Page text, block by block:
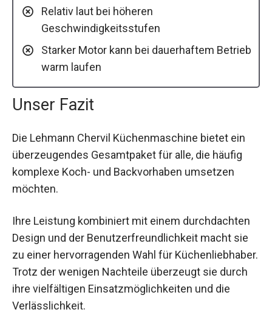
Relativ laut bei höheren
Geschwindigkeitsstufen
Starker Motor kann bei dauerhaftem Betrieb
warm laufen
Unser Fazit
Die Lehmann Chervil Küchenmaschine bietet ein
überzeugendes Gesamtpaket für alle, die häufig
komplexe Koch- und Backvorhaben umsetzen
möchten.
Ihre Leistung kombiniert mit einem durchdachten
Design und der Benutzerfreundlichkeit macht sie
zu einer hervorragenden Wahl für Küchenliebhaber.
Trotz der wenigen Nachteile überzeugt sie durch
ihre vielfältigen Einsatzmöglichkeiten und die
Verlässlichkeit.